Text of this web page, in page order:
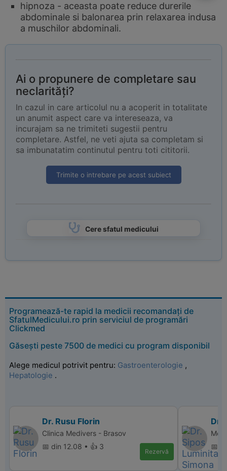
hipnoza - aceasta poate reduce durerile
abdominale si balonarea prin relaxarea indusa
a muschilor abdominali.
Ai o propunere de completare sau
neclarități?
In cazul in care articolul nu a acoperit in totalitate
un anumit aspect care va intereseaza, va
incurajam sa ne trimiteti sugestii pentru
completare. Astfel, ne veti ajuta sa completam si
sa imbunatatim continutul pentru toti cititorii.
Trimite o intrebare pe acest subiect
Cere sfatul medicului
Programează-te rapid la medicii recomandați de
SfatulMedicului.ro prin serviciul de programări
Clickmed
Găsești peste 7500 de medici cu program disponibil
Alege medicul potrivit pentru: Gastroenterologie ,
Hepatologie .
Dr. Rusu Florin
Clinica Medivers - Brasov
📅 din 12.08 • 👍 3
Rezervă
Dr.
📅